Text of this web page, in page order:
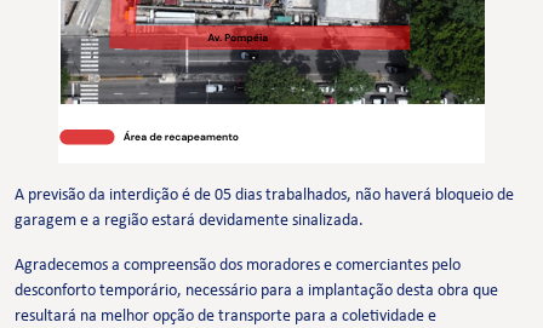
A previsão da interdição é de 05 dias trabalhados, não haverá bloqueio de
garagem e a região estará devidamente sinalizada.
Agradecemos a compreensão dos moradores e comerciantes pelo
desconforto temporário, necessário para a implantação desta obra que
resultará na melhor opção de transporte para a coletividade e